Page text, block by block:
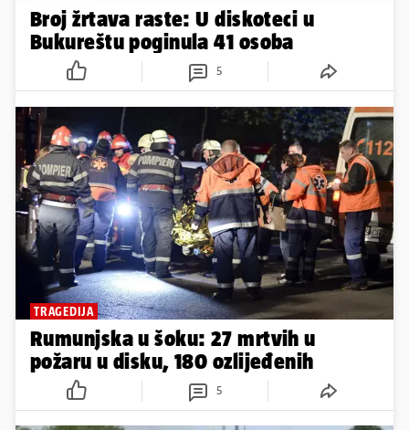
Broj žrtava raste: U diskoteci u
Bukureštu poginula 41 osoba
5
TRAGEDIJA
Rumunjska u šoku: 27 mrtvih u
požaru u disku, 180 ozlijeđenih
5